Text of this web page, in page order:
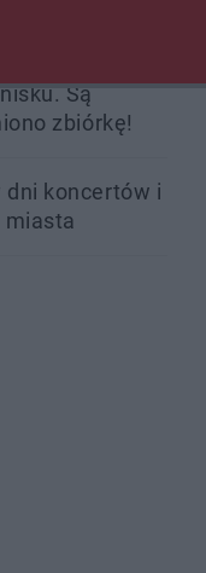
Są
zbiórkę!
dni koncertów i
miasta